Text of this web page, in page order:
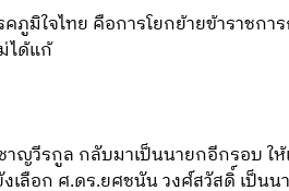
ภูมิใจไทย คือการโยกย้ายข้าราชก
ได้แก้
ญวีรกูล กลับมาเป็นนายกอีกรอบ ใ
เลือก ศ.ดร.ยศชนัน วงศ์สวัสดิ์ เป็น